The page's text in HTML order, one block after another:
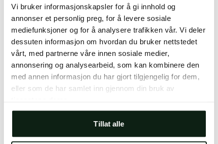
Vi bruker informasjonskapsler for å gi innhold og
annonser et personlig preg, for å levere sosiale
mediefunksjoner og for å analysere trafikken vår. Vi deler
dessuten informasjon om hvordan du bruker nettstedet
vårt, med partnerne våre innen sosiale medier,
annonsering og analysearbeid, som kan kombinere den
med annen informasjon du har gjort tilgjengelig for dem,
eller som de har samlet inn gjennom din bruk av
Tillat alle
Click the button below to refresh the website. If the
issue persists, either try waiting a moment or
reopening your browser.
Clearing your browser cache may also help in some
cases.
We apologize for the inconvenience.